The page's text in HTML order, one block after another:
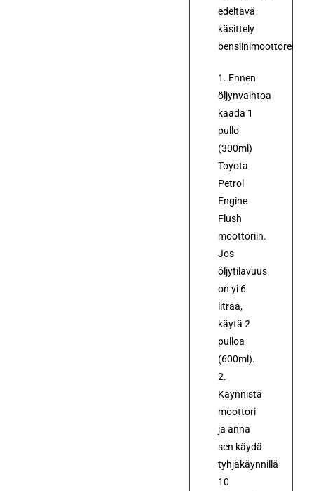
edeltävä
käsittely
bensiinimoottoreille.
1. Ennen
öljynvaihtoa
kaada 1
pullo
(300ml)
Toyota
Petrol
Engine
Flush
moottoriin.
Jos
öljytilavuus
on yi 6
litraa,
käytä 2
pulloa
(600ml).
2.
Käynnistä
moottori
ja anna
sen käydä
tyhjäkäynnillä
10